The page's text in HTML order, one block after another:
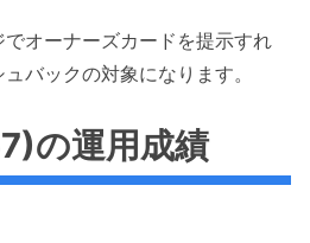
オーナーズカードを提示すれ
バックの対象になります。
の運用成績